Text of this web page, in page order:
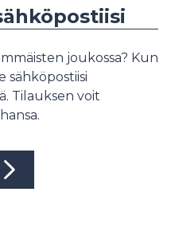
joukossa? Kun
sähköpostiisi
Tilauksen voit